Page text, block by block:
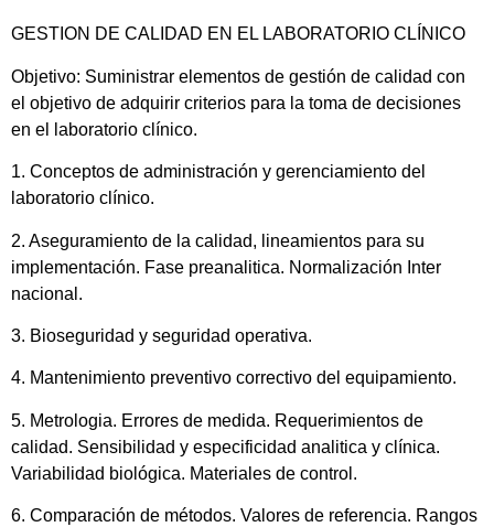
GESTION DE CALIDAD EN EL LABORATORIO CLÍNICO
Objetivo: Suministrar elementos de gestión de calidad con
el objetivo de adquirir criterios para la toma de decisiones
en el laboratorio clínico.
1. Conceptos de administración y gerenciamiento del
laboratorio clínico.
2. Aseguramiento de la calidad, lineamientos para su
implementación. Fase preanalitica. Normalización Inter
nacional.
3. Bioseguridad y seguridad operativa.
4. Mantenimiento preventivo correctivo del equipamiento.
5. Metrologia. Errores de medida. Requerimientos de
calidad. Sensibilidad y especificidad analitica y clínica.
Variabilidad biológica. Materiales de control.
6. Comparación de métodos. Valores de referencia. Rangos